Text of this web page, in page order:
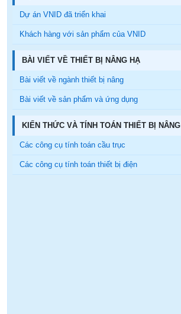
Dự án VNID đã triển khai
Khách hàng với sản phẩm của VNID
BÀI VIẾT VỀ THIẾT BỊ NÂNG HẠ
Bài viết về ngành thiết bị nâng
Bài viết về sản phẩm và ứng dụng
KIẾN THỨC VÀ TÍNH TOÁN THIẾT BỊ NÂNG
Các công cụ tính toán cầu trục
Các công cụ tính toán thiết bị điện